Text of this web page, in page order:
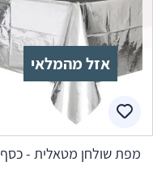
אזל מהמלאי
מפת שולחן מטאלית - כסף